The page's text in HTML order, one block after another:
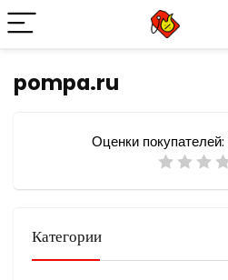
pompa.ru
Оценки покупателей:
Категории